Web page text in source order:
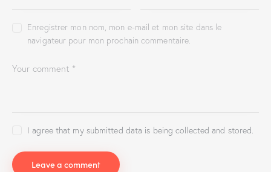
Enregistrer mon nom, mon e-mail et mon site dans le
navigateur pour mon prochain commentaire.
I agree that my submitted data is being collected and stored.